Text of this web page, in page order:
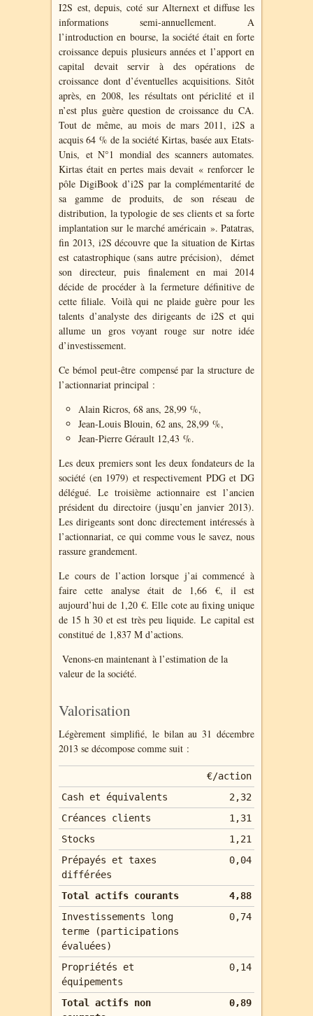
I2S est, depuis, coté sur Alternext et diffuse les
informations semi-annuellement. A
l’introduction en bourse, la société était en forte
croissance depuis plusieurs années et l’apport en
capital devait servir à des opérations de
croissance dont d’éventuelles acquisitions. Sitôt
après, en 2008, les résultats ont périclité et il
n’est plus guère question de croissance du CA.
Tout de même, au mois de mars 2011, i2S a
acquis 64 % de la société Kirtas, basée aux Etats-
Unis, et N°1 mondial des scanners automates.
Kirtas était en pertes mais devait « renforcer le
pôle DigiBook d’i2S par la complémentarité de
sa gamme de produits, de son réseau de
distribution, la typologie de ses clients et sa forte
implantation sur le marché américain ». Patatras,
fin 2013, i2S découvre que la situation de Kirtas
est catastrophique (sans autre précision), démet
son directeur, puis finalement en mai 2014
décide de procéder à la fermeture définitive de
cette filiale. Voilà qui ne plaide guère pour les
talents d’analyste des dirigeants de i2S et qui
allume un gros voyant rouge sur notre idée
d’investissement.
Ce bémol peut-être compensé par la structure de
l’actionnariat principal :
Alain Ricros, 68 ans, 28,99 %,
Jean-Louis Blouin, 62 ans, 28,99 %,
Jean-Pierre Gérault 12,43 %.
Les deux premiers sont les deux fondateurs de la
société (en 1979) et respectivement PDG et DG
délégué. Le troisième actionnaire est l’ancien
président du directoire (jusqu’en janvier 2013).
Les dirigeants sont donc directement intéressés à
l’actionnariat, ce qui comme vous le savez, nous
rassure grandement.
Le cours de l’action lorsque j’ai commencé à
faire cette analyse était de 1,66 €, il est
aujourd’hui de 1,20 €. Elle cote au fixing unique
de 15 h 30 et est très peu liquide. Le capital est
constitué de 1,837 M d’actions.
Venons-en maintenant à l’estimation de la
valeur de la société.
Valorisation
Légèrement simplifié, le bilan au 31 décembre
2013 se décompose comme suit :
€/action
Cash et équivalents
2,32
Créances clients
1,31
Stocks
1,21
Prépayés et taxes
différées
0,04
Total actifs courants
4,88
Investissements long
terme (participations
évaluées)
0,74
Propriétés et
équipements
0,14
Total actifs non
0,89